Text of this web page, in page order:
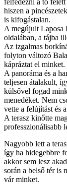
hiszen a
is kifogástalan.
A megújult Laposa
oldalában, a tájba
Az izgalmas
folyton változó
kápráztat el minket.
A panoráma és a
teljesen átalakult,
külsővel fogad
menedéket. Nem
vette a felújítást és
A terasz kinőtte
professzionálisabb
Nagyobb lett a
így ha hidegebbre
akkor sem lesz
során a belső tér is
vár minket.